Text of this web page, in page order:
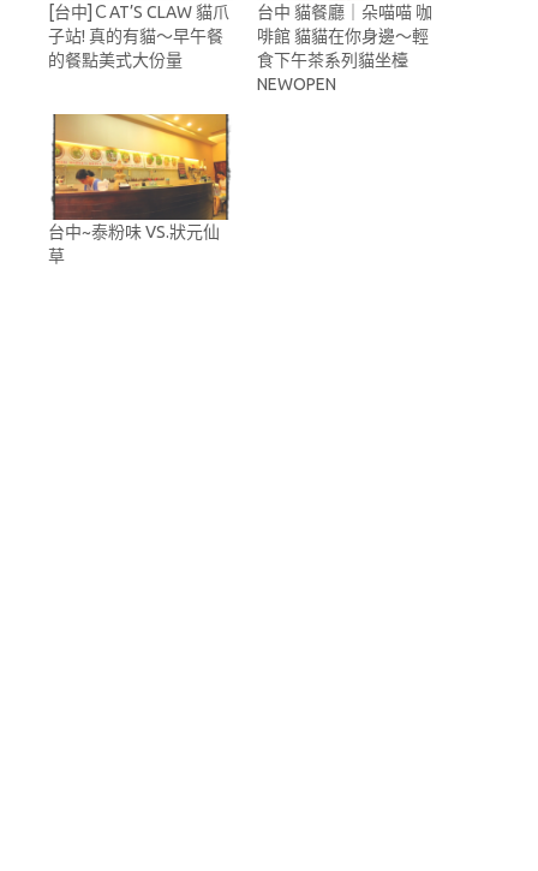
[台中]ＣAT’S CLAW 貓爪
子站! 真的有貓～早午餐
的餐點美式大份量
台中 貓餐廳｜朵喵喵 咖
啡館 貓貓在你身邊～輕
食下午茶系列貓坐檯
NEWOPEN
台中~泰粉味 VS.狀元仙
草